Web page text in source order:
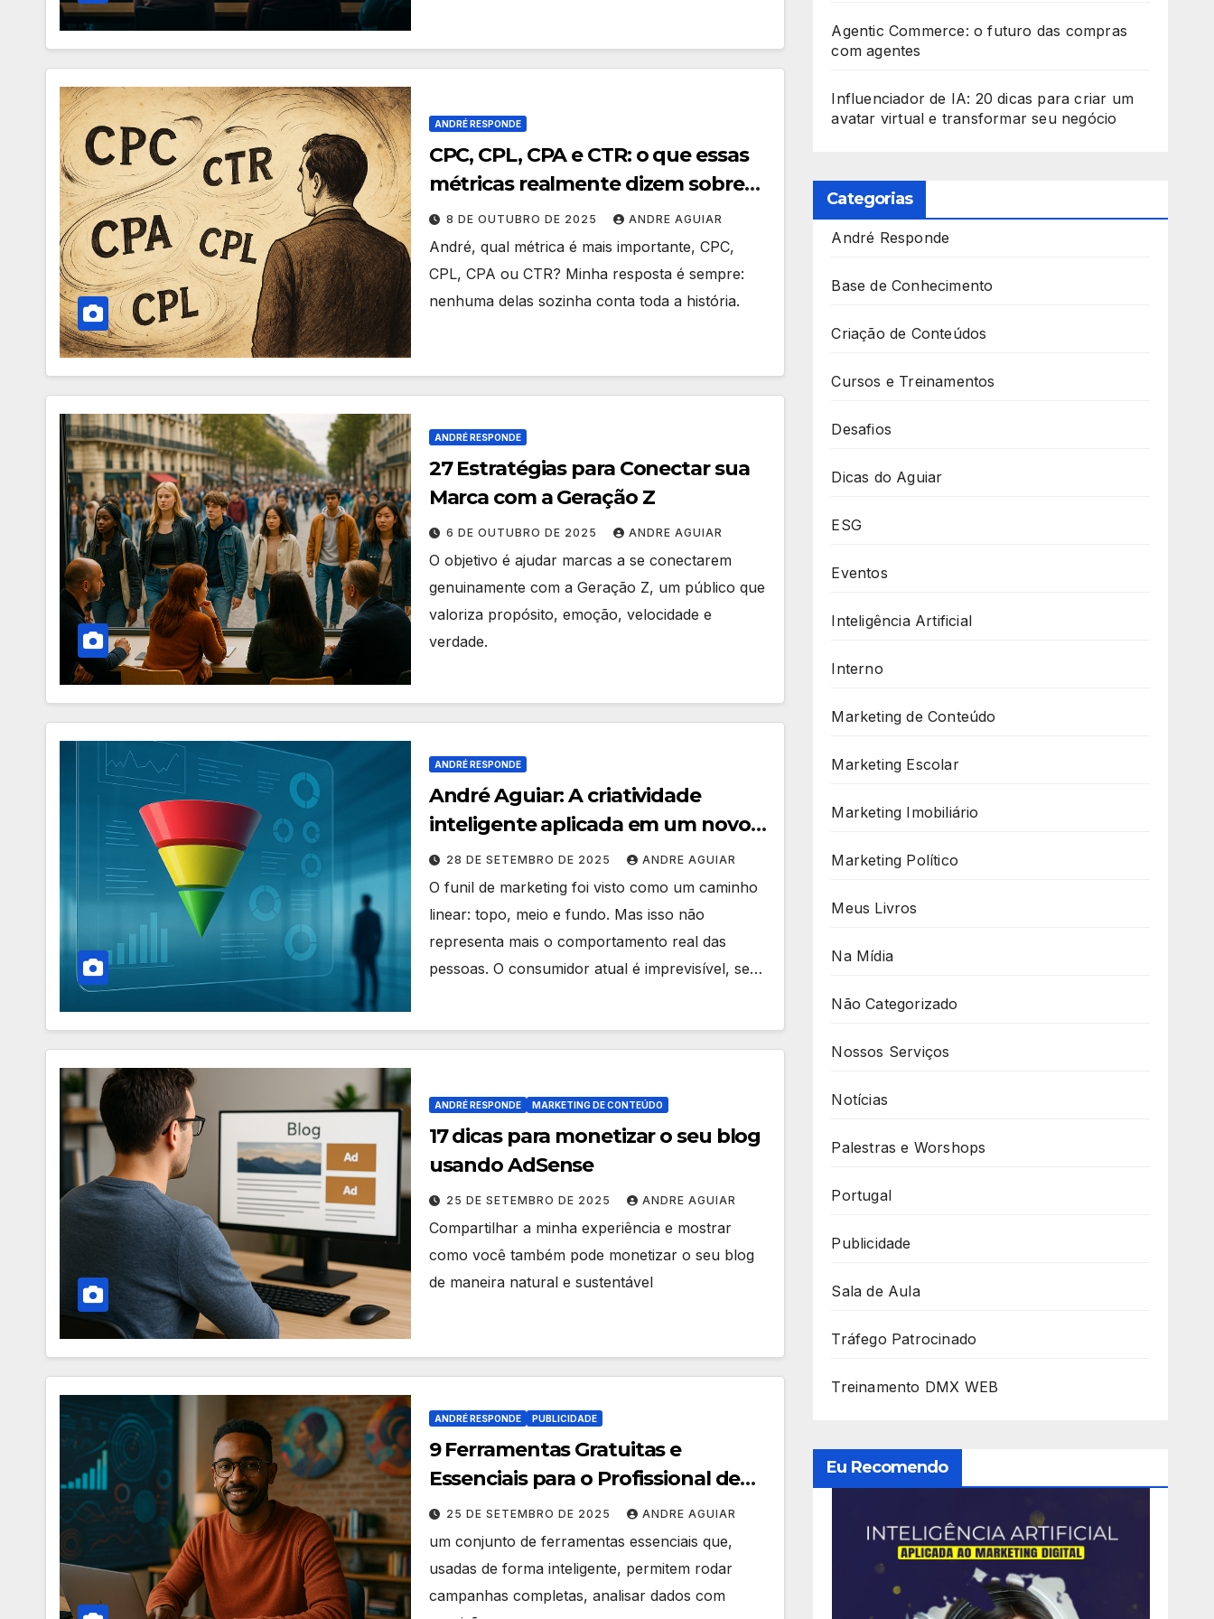
ANDRÉ RESPONDE
CPC, CPL, CPA e CTR: o que essas
métricas realmente dizem sobre
sua estratégia
8 DE OUTUBRO DE 2025 ANDRE AGUIAR
André, qual métrica é mais importante, CPC,
CPL, CPA ou CTR? Minha resposta é sempre:
nenhuma delas sozinha conta toda a história.
ANDRÉ RESPONDE
27 Estratégias para Conectar sua
Marca com a Geração Z
6 DE OUTUBRO DE 2025 ANDRE AGUIAR
O objetivo é ajudar marcas a se conectarem
genuinamente com a Geração Z, um público que
valoriza propósito, emoção, velocidade e
verdade.
ANDRÉ RESPONDE
André Aguiar: A criatividade
inteligente aplicada em um novo
funil de marketing
28 DE SETEMBRO DE 2025 ANDRE AGUIAR
O funil de marketing foi visto como um caminho
linear: topo, meio e fundo. Mas isso não
representa mais o comportamento real das
pessoas. O consumidor atual é imprevisível, se…
ANDRÉ RESPONDE MARKETING DE CONTEÚDO
17 dicas para monetizar o seu blog
usando AdSense
25 DE SETEMBRO DE 2025 ANDRE AGUIAR
Compartilhar a minha experiência e mostrar
como você também pode monetizar o seu blog
de maneira natural e sustentável
ANDRÉ RESPONDE PUBLICIDADE
9 Ferramentas Gratuitas e
Essenciais para o Profissional de
Marketing do Futuro
25 DE SETEMBRO DE 2025 ANDRE AGUIAR
um conjunto de ferramentas essenciais que,
usadas de forma inteligente, permitem rodar
campanhas completas, analisar dados com
Agentic Commerce: o futuro das compras
com agentes
Influenciador de IA: 20 dicas para criar um
avatar virtual e transformar seu negócio
Categorias
André Responde
Base de Conhecimento
Criação de Conteúdos
Cursos e Treinamentos
Desafios
Dicas do Aguiar
ESG
Eventos
Inteligência Artificial
Interno
Marketing de Conteúdo
Marketing Escolar
Marketing Imobiliário
Marketing Político
Meus Livros
Na Mídia
Não Categorizado
Nossos Serviços
Notícias
Palestras e Worshops
Portugal
Publicidade
Sala de Aula
Tráfego Patrocinado
Treinamento DMX WEB
Eu Recomendo